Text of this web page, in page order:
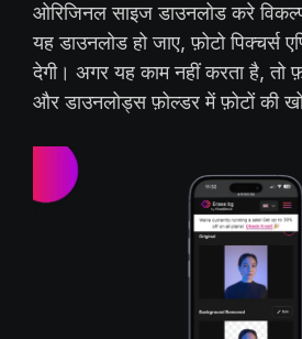
ओरिजिनल साइज डाउनलोड करे
यह डाउनलोड हो जाए, फ़ोटो पिक्चर्स
देगी। अगर यह काम नहीं करता है, तो
और डाउनलोड्स फ़ोल्डर में फ़ोटों की